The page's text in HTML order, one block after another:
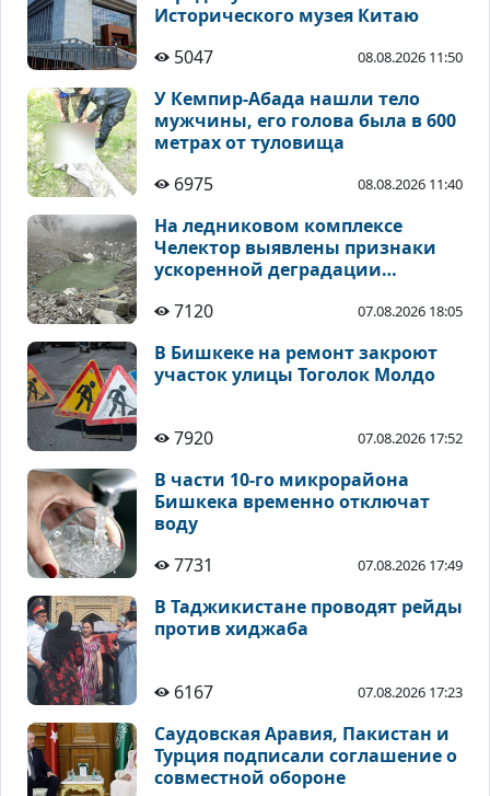
Исторического музея Китаю
5047
08.08.2026 11:50
У Кемпир-Абада нашли тело
мужчины, его голова была в 600
метрах от туловища
6975
08.08.2026 11:40
На ледниковом комплексе
Челектор выявлены признаки
ускоренной деградации
7120
07.08.2026 18:05
В Бишкеке на ремонт закроют
участок улицы Тоголок Молдо
7920 07.08.2026 17:52
В части 10-го микрорайона
Бишкека временно отключат
воду
7731
07.08.2026 17:49
В Таджикистане проводят рейды
против хиджаба
6167 07.08.2026 17:23
Саудовская Аравия, Пакистан и
Турция подписали соглашение о
совместной обороне